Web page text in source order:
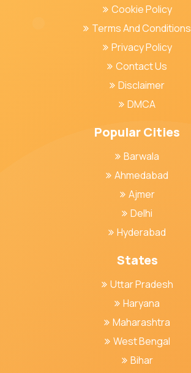
Cookie Policy
Terms And Conditions
Privacy Policy
Contact Us
Disclaimer
DMCA
Popular Cities
Barwala
Ahmedabad
Ajmer
Delhi
Hyderabad
States
Uttar Pradesh
Haryana
Maharashtra
West Bengal
Bihar